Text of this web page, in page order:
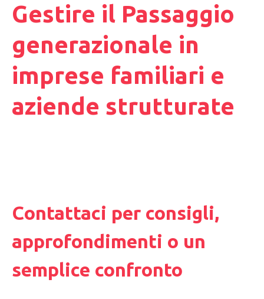
Gestire il Passaggio
generazionale in
imprese familiari e
aziende strutturate
Contattaci per consigli,
approfondimenti o un
semplice confronto